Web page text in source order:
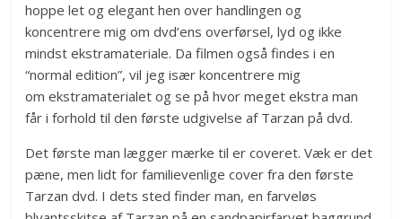
hoppe let og elegant hen over handlingen og
koncentrere mig om dvd’ens overførsel, lyd og ikke
mindst ekstramateriale. Da filmen også findes i en
“normal edition”, vil jeg især koncentrere mig
om ekstramaterialet og se på hvor meget ekstra man
får i forhold til den første udgivelse af Tarzan på dvd.
Det første man lægger mærke til er coveret. Væk er det
pæne, men lidt for familievenlige cover fra den første
Tarzan dvd. I dets sted finder man, en farveløs